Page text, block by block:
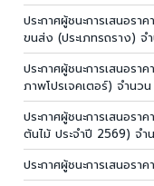
ประกาศผู้ชนะการเสนอร
ขนส่ง (ประเภทรถราง) จ
ประกาศผู้ชนะการเสนอร
ภาพโปรเจคเตอร์) จำนว
ประกาศผู้ชนะการเสนอร
ต้นไม้ ประจำปี 2569) จำ
ประกาศผู้ชนะการเสนอร